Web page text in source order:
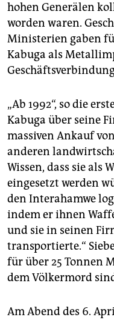
hohen Generälen
worden waren.
Ministerien gaben
Kabuga als
„Ab 1992“, so die
Kabuga über seine
massiven Ankauf
anderen
Wissen, dass sie als
eingesetzt werden
den Intera­hamwe
indem er ihnen
und sie in seinen
transportierte.“
für über 25 Tonnen
dem Völkermord
Am Abend des 6.